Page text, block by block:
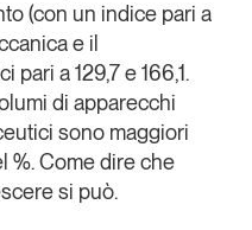
(con un indice pari a
e il
a 129,7 e 166,1.
di apparecchi
sono maggiori
%. Come dire che
si può.